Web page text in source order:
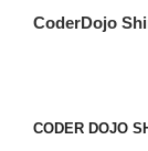
ゲ
ン
の
CoderDojo
CODER DOJO